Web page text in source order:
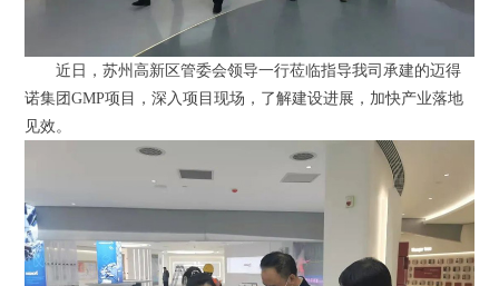
近日，苏州高新区管委会领导一行莅临指导我司承建的迈得
诺集团GMP项目，深入项目现场，了解建设进展，加快产业落地
见效。